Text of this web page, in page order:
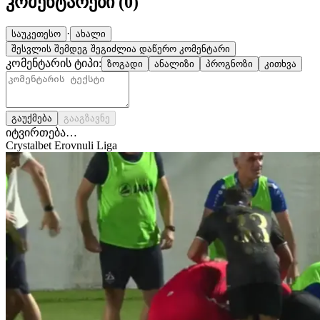
საუკეთესო · ახალი
შესვლის შემდეგ შეგიძლია დაწერო კომენტარი
კომენტარის ტიპი: ზოგადი ანალიზი პროგნოზი კითხვა
გაუქმება გააგზავნე
იტვირთება…
Crystalbet Erovnuli Liga